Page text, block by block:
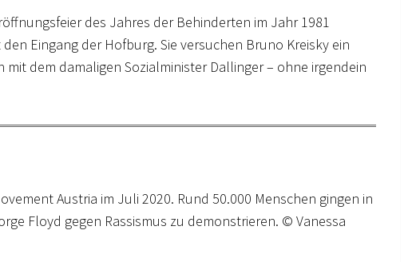
des Jahres der Behinderten im Jahr 1981
Eingang der Hofburg. Sie versuchen Bruno Kreisky ein
dem damaligen Sozialminister Dallinger – ohne irgendein
Austria im Juli 2020. Rund 50.000 Menschen gingen in
Floyd gegen Rassismus zu demonstrieren. © Vanessa